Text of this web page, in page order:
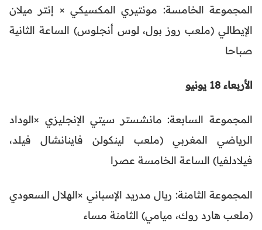
المجموعة الخامسة: مونتيري المكسيكي × إنتر ميلان
الإيطالي (ملعب روز بول، لوس أنجلوس) الساعة الثانية
صباحا
الأربعاء 18 يونيو
المجموعة السابعة: مانشستر سيتي الإنجليزي ×الوداد
الرياضي المغربي (ملعب لينكولن فاينانشال فيلد،
فيلادلفيا) الساعة الخامسة عصرا
المجموعة الثامنة: ريال مدريد الإسباني ×الهلال السعودي
(ملعب هارد روك، ميامي) الثامنة مساء